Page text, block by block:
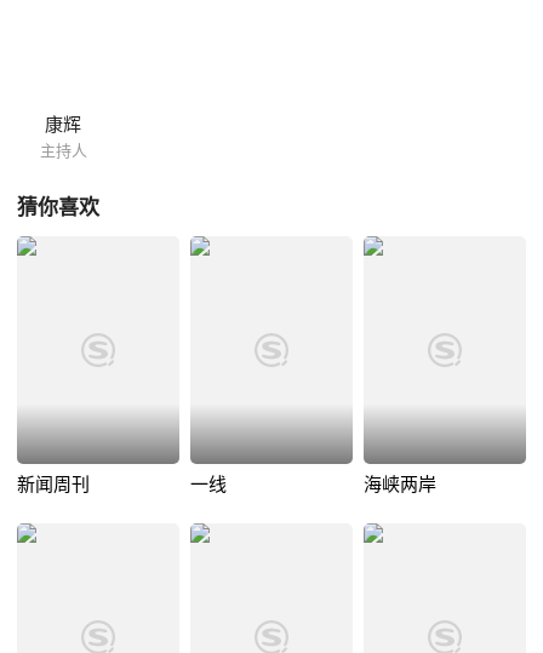
康辉
主持人
猜你喜欢
新闻周刊 一线 海峡两岸